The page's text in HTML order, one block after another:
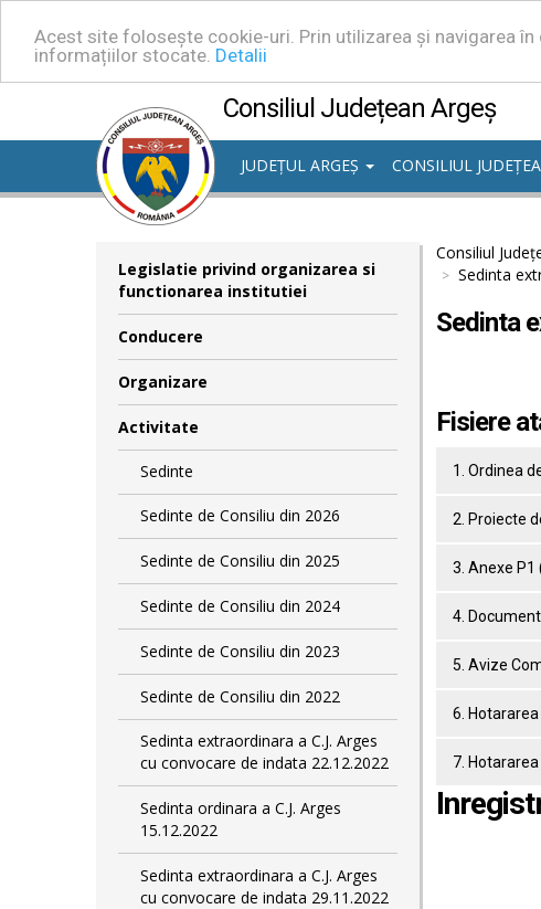
Acest site folosește cookie-uri. Prin utilizarea și navigarea
informațiilor stocate. Detalii
Consiliul Județean Argeș
JUDEȚUL ARGEȘ
CONSILIUL
Legislatie privind organizarea si
functionarea institutiei
Conducere
Organizare
Activitate
Sedinte
Sedinte de Consiliu din 2026
Sedinte de Consiliu din 2025
Sedinte de Consiliu din 2024
Sedinte de Consiliu din 2023
Sedinte de Consiliu din 2022
Sedinta extraordinara a C.J. Arges
cu convocare de indata 22.12.2022
Sedinta ordinara a C.J. Arges
15.12.2022
Sedinta extraordinara a C.J. Arges
cu convocare de indata 29.11.2022
Consiliul
Sedinta
Sedinta
Fisiere
1. Ordinea
2. Proiecte
3. Anexe
4.
5. Avize
6.
7.